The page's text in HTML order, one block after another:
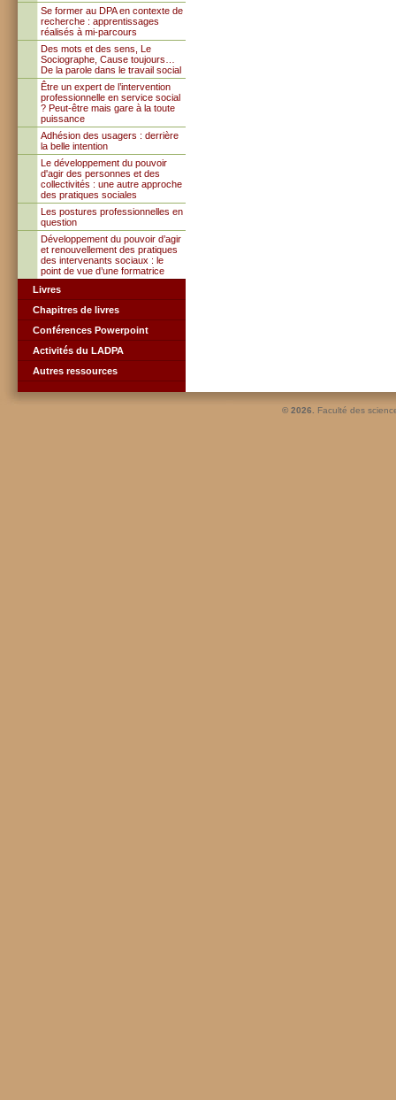
Se former au DPA en contexte de
recherche : apprentissages
réalisés à mi-parcours
Des mots et des sens, Le
Sociographe, Cause toujours…
De la parole dans le travail social
Être un expert de l’intervention
professionnelle en service social
? Peut-être mais gare à la toute
puissance
Adhésion des usagers : derrière
la belle intention
Le développement du pouvoir
d'agir des personnes et des
collectivités : une autre approche
des pratiques sociales
Les postures professionnelles en
question
Développement du pouvoir d’agir
et renouvellement des pratiques
des intervenants sociaux : le
point de vue d’une formatrice
Livres
Chapitres de livres
Conférences Powerpoint
Activités du LADPA
Autres ressources
© 2026. Faculté des